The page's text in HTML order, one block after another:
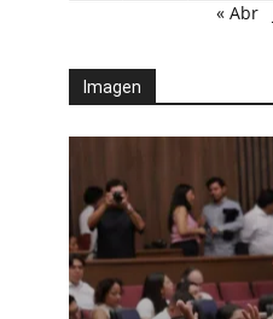
« Abr
Imagen